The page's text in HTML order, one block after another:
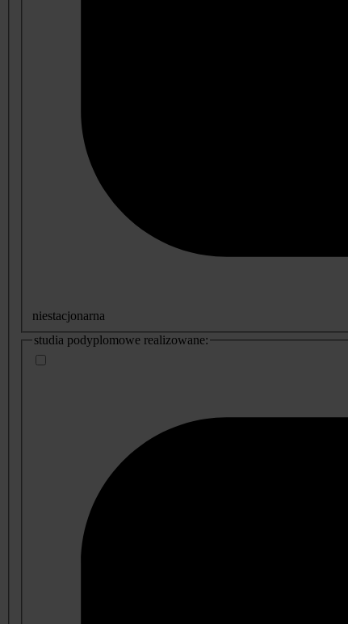
niestacjonarna
studia podyplomowe realizowane: